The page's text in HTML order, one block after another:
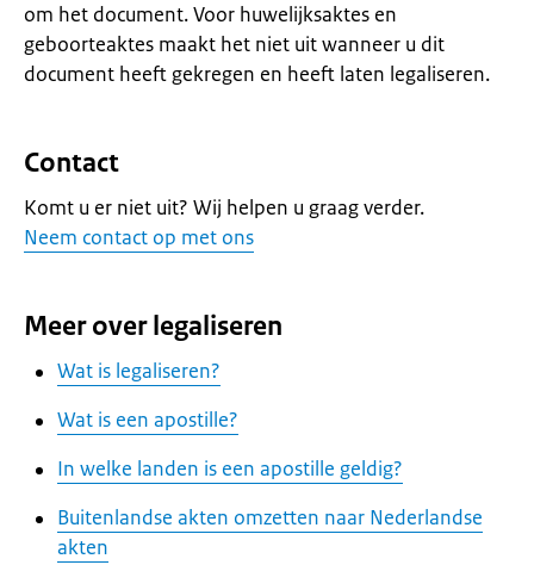
om het document. Voor huwelijksaktes en
geboorteaktes maakt het niet uit wanneer u dit
document heeft gekregen en heeft laten legaliseren.
Contact
Komt u er niet uit? Wij helpen u graag verder.
Neem contact op met ons
Meer over legaliseren
Wat is legaliseren?
Wat is een apostille?
In welke landen is een apostille geldig?
Buitenlandse akten omzetten naar Nederlandse
akten